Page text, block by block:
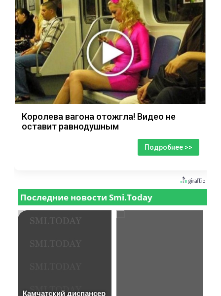
Королева вагона отожгла! Видео не
оставит равнодушным
Подробнее >>